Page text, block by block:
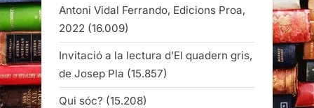
Antoni Vidal Ferrando, Edicions Proa,
2022 (16.009)
Invitació a la lectura d’El quadern gris,
de Josep Pla (15.857)
Qui sóc? (15.208)